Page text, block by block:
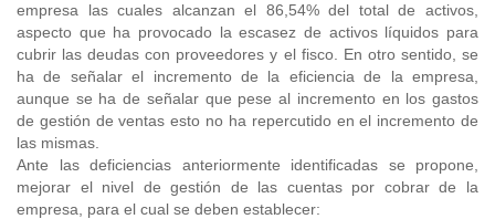
empresa las cuales alcanzan el 86,54% del total de activos,
aspecto que ha provocado la escasez de activos líquidos para
cubrir las deudas con proveedores y el fisco. En otro sentido, se
ha de señalar el incremento de la eficiencia de la empresa,
aunque se ha de señalar que pese al incremento en los gastos
de gestión de ventas esto no ha repercutido en el incremento de
las mismas.
Ante las deficiencias anteriormente identificadas se propone,
mejorar el nivel de gestión de las cuentas por cobrar de la
empresa, para el cual se deben establecer: